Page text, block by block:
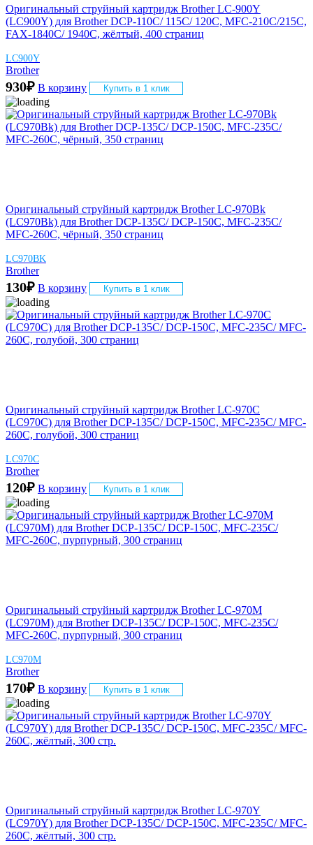
Оригинальный струйный картридж Brother LC-900Y
(LC900Y) для Brother DCP-110C/ 115C/ 120C, MFC-210C/215C,
FAX-1840C/ 1940C, жёлтый, 400 страниц
LC900Y
Brother
930₽ В корзину Купить в 1 клик
Оригинальный струйный картридж Brother LC-970Bk
(LC970Bk) для Brother DCP-135C/ DCP-150C, MFC-235C/
MFC-260C, чёрный, 350 страниц
LC970BK
Brother
130₽ В корзину Купить в 1 клик
Оригинальный струйный картридж Brother LC-970C
(LC970C) для Brother DCP-135C/ DCP-150C, MFC-235C/ MFC-
260C, голубой, 300 страниц
LC970C
Brother
120₽ В корзину Купить в 1 клик
Оригинальный струйный картридж Brother LC-970M
(LC970M) для Brother DCP-135C/ DCP-150C, MFC-235C/
MFC-260C, пурпурный, 300 страниц
LC970M
Brother
170₽ В корзину Купить в 1 клик
Оригинальный струйный картридж Brother LC-970Y
(LC970Y) для Brother DCP-135C/ DCP-150C, MFC-235C/ MFC-
260C, жёлтый, 300 стр.